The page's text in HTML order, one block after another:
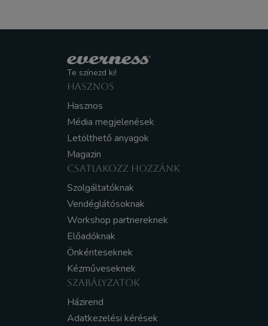
Te színezd ki!
HASZNOS
Hasznos
Média megjelenések
Letölthető anyagok
Magazin
CSATLAKOZZ HOZZÁNK
Szolgáltatóknak
Vendéglátósoknak
Workshop partnereknek
Előadóknak
Önkénteseknek
Kézműveseknek
SZABÁLYZATOK
Házirend
Adatkezelési kérések